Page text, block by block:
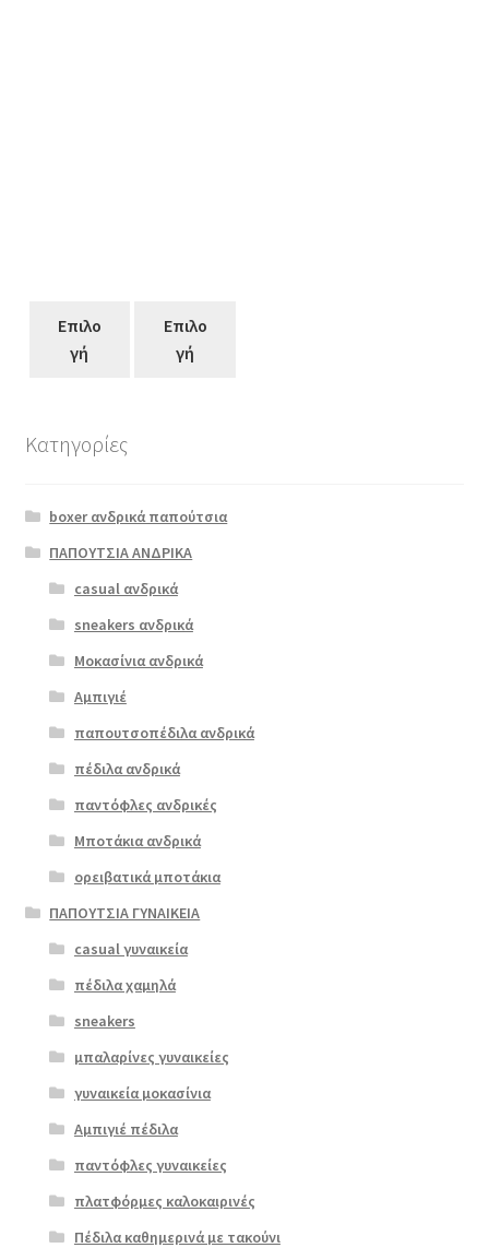
Επιλο
γή
Επιλο
γή
Fenecia
39095 ροζ
€45.00
προϊόν
έχει
πολλαπλές
επιλογές
μπορούν
επιλεγούν
στη
σελίδα
προϊόντος
Κατηγορίες
boxer ανδρικά παπούτσια
ΠΑΠΟΥΤΣΙΑ ΑΝΔΡΙΚΑ
casual ανδρικά
sneakers ανδρικά
Μοκασίνια ανδρικά
Αμπιγιέ
παπουτσοπέδιλα ανδρικά
πέδιλα ανδρικά
παντόφλες ανδρικές
Μποτάκια ανδρικά
ορειβατικά μποτάκια
ΠΑΠΟΥΤΣΙΑ ΓΥΝΑΙΚΕΙΑ
casual γυναικεία
πέδιλα χαμηλά
sneakers
μπαλαρίνες γυναικείες
γυναικεία μοκασίνια
Αμπιγιέ πέδιλα
παντόφλες γυναικείες
πλατφόρμες καλοκαιρινές
Πέδιλα καθημερινά με τακούνι